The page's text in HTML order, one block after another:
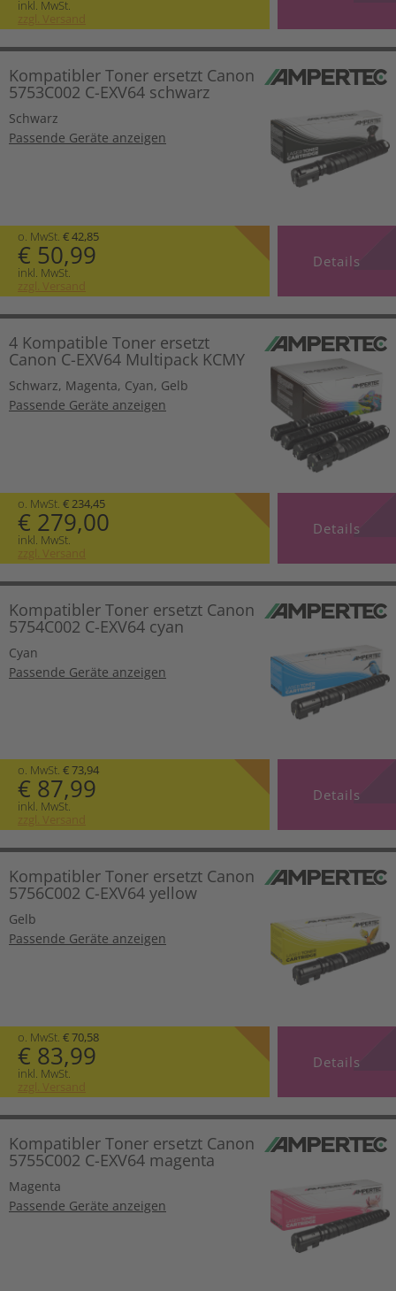
inkl. MwSt.
zzgl. Versand
Kompatibler Toner ersetzt Canon
5753C002 C-EXV64 schwarz
Schwarz
Passende Geräte anzeigen
o. MwSt. € 42,85
€ 50,99
inkl. MwSt.
zzgl. Versand
Details
4 Kompatible Toner ersetzt
Canon C-EXV64 Multipack KCMY
Schwarz, Magenta, Cyan, Gelb
Passende Geräte anzeigen
o. MwSt. € 234,45
€ 279,00
inkl. MwSt.
zzgl. Versand
Details
Kompatibler Toner ersetzt Canon
5754C002 C-EXV64 cyan
Cyan
Passende Geräte anzeigen
o. MwSt. € 73,94
€ 87,99
inkl. MwSt.
zzgl. Versand
Details
Kompatibler Toner ersetzt Canon
5756C002 C-EXV64 yellow
Gelb
Passende Geräte anzeigen
o. MwSt. € 70,58
€ 83,99
inkl. MwSt.
zzgl. Versand
Details
Kompatibler Toner ersetzt Canon
5755C002 C-EXV64 magenta
Magenta
Passende Geräte anzeigen